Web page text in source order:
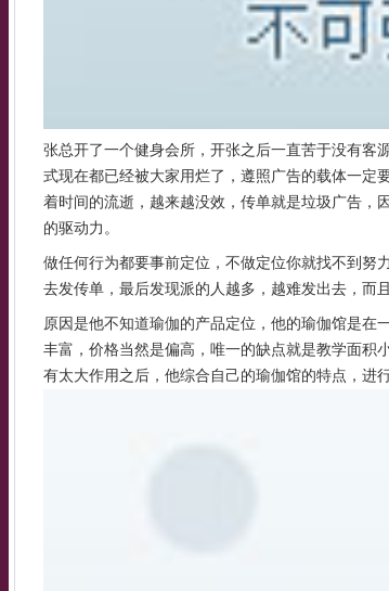
张总开了一个健身会所，开张之后一直苦于没有客
式现在都已经被大家用烂了，遵照广告的载体一定
着时间的流逝，越来越没效，传单就是垃圾广告，
的驱动力。
做任何行为都要事前定位，不做定位你就找不到努
去发传单，最后发现派的人越多，越难发出去，而
原因是他不知道瑜伽的产品定位，他的瑜伽馆是在
丰富，价格当然是偏高，唯一的缺点就是教学面积
有太大作用之后，他综合自己的瑜伽馆的特点，进